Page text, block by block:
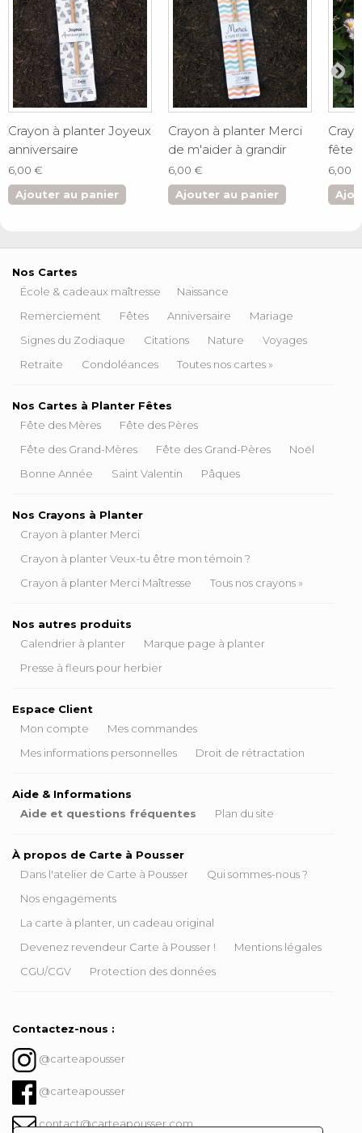
Crayon à planter Joyeux
anniversaire
6,00 €
Ajouter au panier
Crayon à planter Merci
de m'aider à grandir
6,00 €
Ajouter au panier
fête
6,00 €
Nos Cartes
École & cadeaux maîtresse
Naissance
Remerciement
Fêtes Anniversaire
Mariage
Signes du Zodiaque
Citations Nature
Voyages
Retraite
Condoléances Toutes nos cartes »
Nos Cartes à Planter Fêtes
Fête des Mères
Fête des Pères
Fête des Grand-Mères
Fête des Grand-Pères
Noël
Bonne Année
Saint Valentin Pâques
Nos Crayons à Planter
Crayon à planter Merci
Crayon à planter Veux-tu être mon témoin ?
Crayon à planter Merci Maîtresse
Tous nos crayons »
Nos autres produits
Calendrier à planter
Marque page à planter
Presse à fleurs pour herbier
Espace Client
Mon compte
Mes commandes
Mes informations personnelles
Droit de rétractation
Aide & Informations
Aide et questions fréquentes
Plan du site
À propos de Carte à Pousser
Dans l'atelier de Carte à Pousser
Qui sommes-nous ?
Nos engagements
La carte à planter, un cadeau original
Devenez revendeur Carte à Pousser !
Mentions légales
CGU/CGV
Protection des données
Contactez-nous :
@carteapousser
@carteapousser
contact@carteapousser.com